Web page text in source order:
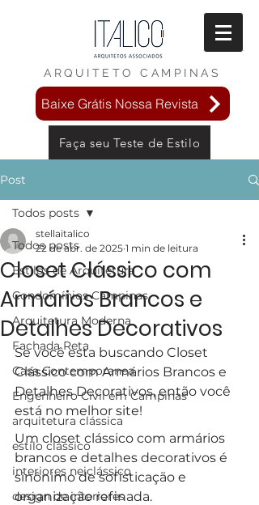
ARQUITETO CAMPINAS
Baixe Grátis Nossa Revista
Faça seu Teste de Estilo
Post
Todos posts
Estilos de Arquitetura
Condomínios Campinas
Arquitetura Moderna
Fachada Reta
Casa Contemporanea
Engenheiro Civil em Campinas
arquitetura clássica
estilo clássico
interiores neiclássico
design de interiores
Todos posts
Closet Clássico com
Armários Brancos e
Detalhes Decorativos
stellaitalico
22 de abr. de 2025 1 min de leitura
Se você esta buscando Closet
Clássico com Armários Brancos e
Detalhes Decorativos, então você
está no melhor site!
Um closet clássico com armários
brancos e detalhes decorativos é
sinônimo de sofisticação e
organização refinada.